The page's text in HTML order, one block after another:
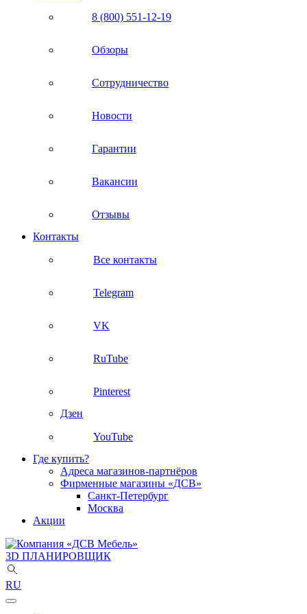
8 (800) 551-12-19
Обзоры
Сотрудничество
Новости
Гарантии
Вакансии
Отзывы
Контакты
Все контакты
Telegram
VK
RuTube
Pinterest
Дзен
YouTube
Где купить?
Адреса магазинов-партнёров
Фирменные магазины «ДСВ»
Санкт-Петербург
Москва
Акции
3D ПЛАНИРОВЩИК
RU